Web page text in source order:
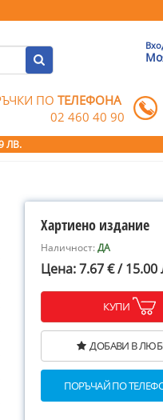
ПОТЕЛЕФОНА
02 460 40 90
ЛВ.
Хартиено издание
Наличност:ДА
Цена: 7.67 € / 15.00
КУПИ
ДОБАВИ В
ПОРЪЧАЙ ПО